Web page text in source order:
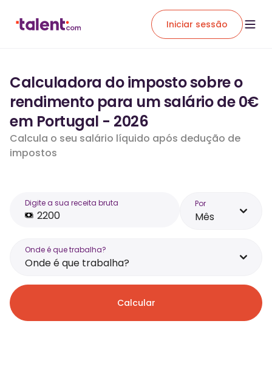
Iniciar sessão
Calculadora do imposto sobre o
rendimento para um salário de 0€
em Portugal - 2026
Calcula o seu salário líquido após dedução de
impostos
Digite a sua receita bruta Por
Mês
Onde é que trabalha?
Onde é que trabalha?
Calcular